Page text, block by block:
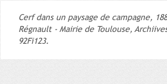
Cerf dans un paysage de campagne,
Régnault - Mairie de Toulouse,
92Fi123.